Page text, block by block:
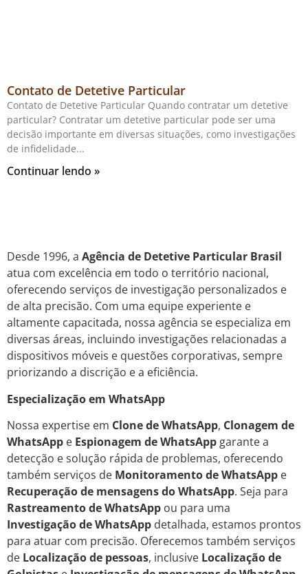
Contato de Detetive Particular
Contato de Detetive Particular Quando contratar um detetive
particular? Contratar um detetive particular pode ser uma
decisão importante em diversas situações, como investigações
de infidelidade
Continuar lendo »
Desde 1996, a Agência de Detetive Particular Brasil
atua com excelência em todo o território nacional,
oferecendo serviços de investigação personalizados e
de alta precisão. Com uma equipe experiente e
altamente capacitada, nossa agência se especializa em
diversas áreas, incluindo investigações relacionadas a
dispositivos móveis e questões corporativas, sempre
priorizando a discrição e a eficiência.
Especialização em WhatsApp
Nossa expertise em Clone de WhatsApp, Clonagem de
WhatsApp e Espionagem de WhatsApp garante a
detecção e solução rápida de problemas, oferecendo
também serviços de Monitoramento de WhatsApp e
Recuperação de mensagens do WhatsApp. Seja para
Rastreamento de WhatsApp ou para uma
Investigação de WhatsApp detalhada, estamos prontos
para atuar com precisão. Oferecemos também serviços
de Localização de pessoas, inclusive Localização de